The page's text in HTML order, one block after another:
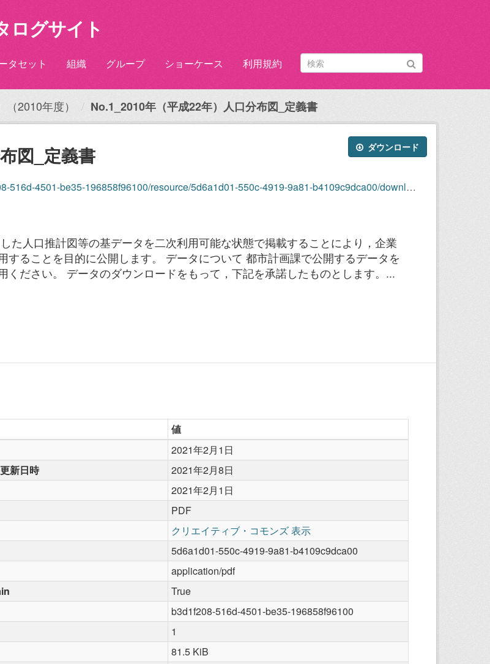
ログサイト
タセット 組織 グループ ショーケース 利用規約
2010年度） No.1_2010年（平成22年）人口分布図_定義書
ダウンロード
図_定義書
4501-be35-196858f96100/resource/5d6a1d01-550c-4919-9a81-b4109c9dca00/download/85451.pdf
た人口推計図等の基データを二次利用可能な状態で掲載することにより，企業
ることを目的に公開します。 データについて 都市計画課で公開するデータを
ださい。 データのダウンロードをもって，下記を承諾したものとします。...
値
2021年2月1日
新日時
2021年2月8日
2021年2月1日
PDF
クリエイティブ・コモンズ 表示
5d6a1d01-550c-4919-9a81-b4109c9dca00
application/pdf
True
b3d1f208-516d-4501-be35-196858f96100
1
81.5 KiB